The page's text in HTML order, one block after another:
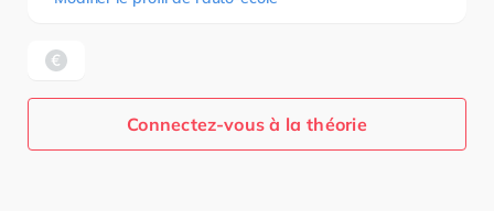
Connectez-vous à la théorie